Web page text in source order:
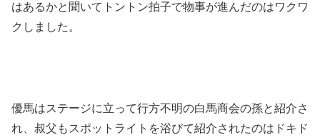
はあるかと聞いてトントン拍子で物事が進んだのはワクワ
クしました。
優馬はステージに立って行方不明の白馬商会の孫と紹介さ
れ、叔父もスポットライトを浴びて紹介されたのはドキド